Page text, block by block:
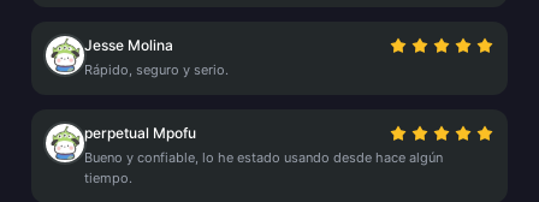
Jesse Molina
Rápido, seguro y serio.
perpetual Mpofu
Bueno y confiable, lo he estado usando desde hace algún
tiempo.